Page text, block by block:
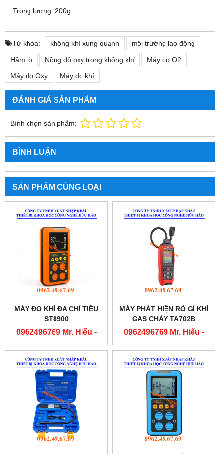
Trọng lượng: 200g
Từ khóa: không khí xung quanh môi trường lao động
Hầm lò Nồng độ oxy trong không khí Máy đo O2
Máy đo Oxy Máy đo khí
ĐÁNH GIÁ SẢN PHẨM
Bình chọn sản phẩm:
BÌNH LUẬN
SẢN PHẨM CÙNG LOẠI
MÁY ĐO KHÍ ĐA CHỈ TIÊU
ST8900
0962496769 Mr. Hiếu -
0763556769 Mr. Cường
MÁY PHÁT HIỆN RÒ GỈ KHÍ
GAS CHÁY TA702B
0962496769 Mr. Hiếu -
0763556769 Mr. Cường